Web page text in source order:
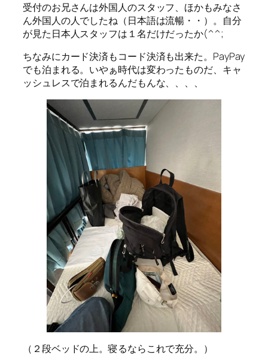
受付のお兄さんは外国人のスタッフ、ほかもみなさ
ん外国人の人でしたね（日本語は流暢・・）。自分
が見た日本人スタッフは１名だけだったか(^^;
ちなみにカード決済もコード決済も出来た。PayPay
でも泊まれる。いやぁ時代は変わったものだ、キャ
ッシュレスで泊まれるんだもんな、、、、
（２段ベッドの上。寝るならこれで充分。）